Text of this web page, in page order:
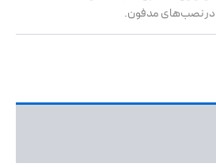
نصب‌های مدفون.